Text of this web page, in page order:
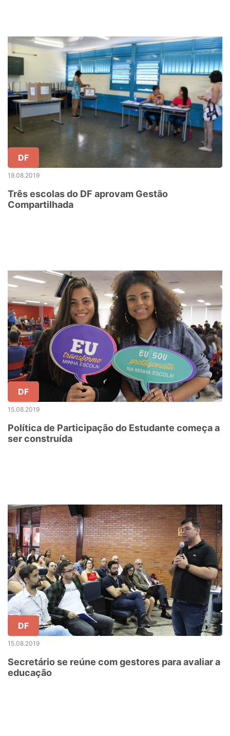
DF
19.08.2019
Três escolas do DF aprovam Gestão
Compartilhada
DF
15.08.2019
Política de Participação do Estudante começa a
ser construída
DF
15.08.2019
Secretário se reúne com gestores para avaliar a
educação